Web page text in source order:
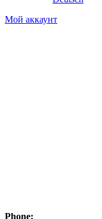
Мой аккаунт
Phone: